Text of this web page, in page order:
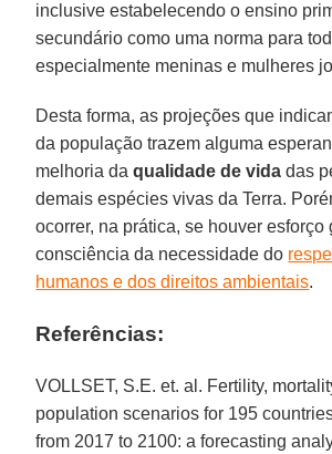
inclusive estabelecendo o ensino
secundário como uma norma para
especialmente meninas e mulheres
Desta forma, as projeções que
da população trazem alguma
melhoria daqualidade de vida das
demais espécies vivas da Terra.
ocorrer, na prática, se houver esforço
consciência da necessidade do
humanos e dos direitos ambientais.
Referências:
VOLLSET, S.E. et. al. Fertility,
population scenarios for 195
from 2017 to 2100: a forecasting